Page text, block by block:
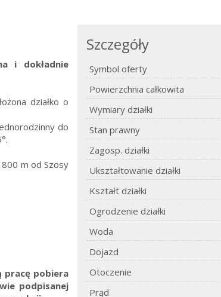
i dokładnie
działko o
do
m od Szosy
pracę pobiera
podpisanej
Szczegóły
Symbol oferty
Powierzchnia całkowita
Wymiary działki
Stan prawny
Zagosp. działki
Ukształtowanie działki
Kształt działki
Ogrodzenie działki
Woda
Dojazd
Otoczenie
Prąd